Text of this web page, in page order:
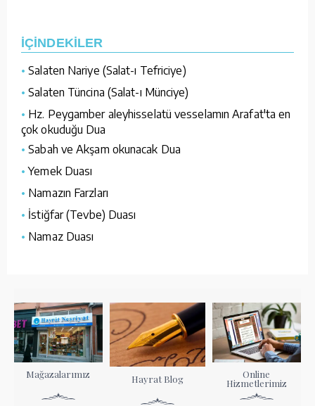
İÇİNDEKİLER
• Salaten Nariye (Salat-ı Tefriciye)
• Salaten Tüncina (Salat-ı Münciye)
• Hz. Peygamber aleyhisselatü vesselamın Arafat'ta en
çok okuduğu Dua
• Sabah ve Akşam okunacak Dua
• Yemek Duası
• Namazın Farzları
• İstiğfar (Tevbe) Duası
• Namaz Duası
Mağazalarımız Hayrat Blog Online
Hizmetlerimiz